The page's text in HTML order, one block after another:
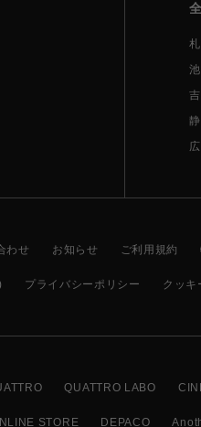
わせ お知らせ ご利用規約
プライバシーポリシー クッキ
QUATTRO LABO
STORE DEPACO